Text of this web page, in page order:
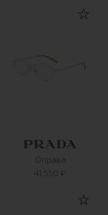
Оправа
41 550 ₽